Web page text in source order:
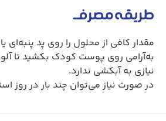
طریقه مصرف
مقدار کافی از محلول را روی پد پنبه‌ای
به‌آرامی روی پوست کودک بکشید تا
نیازی به آبکشی ندارد.
در صورت نیاز می‌توان چند بار در روز